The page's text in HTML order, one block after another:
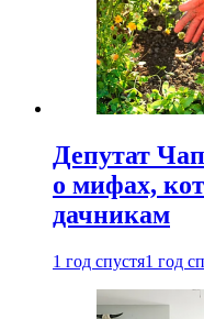
Депутат
о мифах,
дачникам
1 год спустя1 год